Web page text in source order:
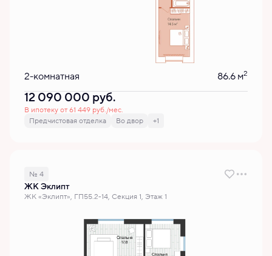
2-комнатная 86.6 м2
12 090 000 руб.
В ипотеку от 61 449 руб./мес.
Предчистовая отделка
Во двор +1
№ 4
ЖК Эклипт
ЖК «Эклипт», ГП55.2-14, Секция 1, Этаж 1